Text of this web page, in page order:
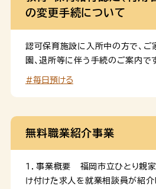
の変更手続について
認可保育施設に入所中の方で、
園、退所等に伴う手続のご案内です
#毎日預ける
無料職業紹介事業
１．事業概要 福岡市立ひとり親
け付けた求人を就業相談員が紹介